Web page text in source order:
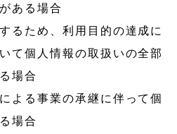
ある場合
るため、利用目的の達成に
て個人情報の取扱いの全部
場合
よる事業の承継に伴って個
場合